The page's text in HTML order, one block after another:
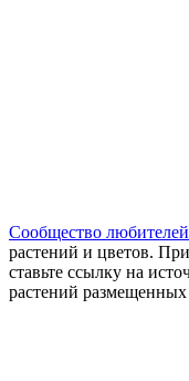
Сообщество
растений и цветов.
ставьте ссылку на
растений